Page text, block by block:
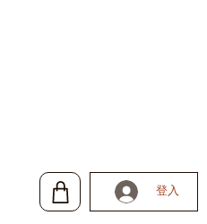
登入